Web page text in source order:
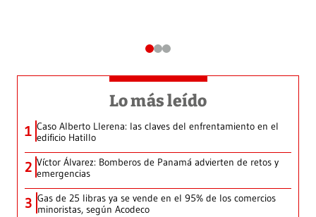
Lo más leído
1 Caso Alberto Llerena: las claves del enfrentamiento en el
edificio Hatillo
2 Víctor Álvarez: Bomberos de Panamá advierten de retos y
emergencias
3 Gas de 25 libras ya se vende en el 95% de los comercios
minoristas, según Acodeco